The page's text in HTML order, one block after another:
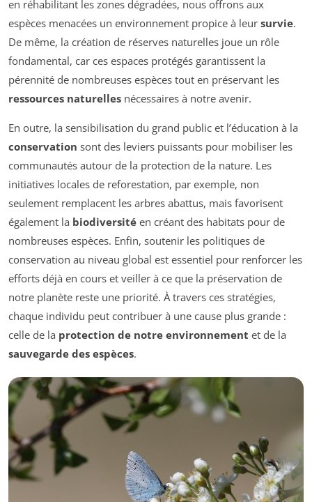
en réhabilitant les zones dégradées, nous offrons aux
espèces menacées un environnement propice à leur survie.
De même, la création de réserves naturelles joue un rôle
fondamental, car ces espaces protégés garantissent la
pérennité de nombreuses espèces tout en préservant les
ressources naturelles nécessaires à notre avenir.
En outre, la sensibilisation du grand public et l’éducation à la
conservation sont des leviers puissants pour mobiliser les
communautés autour de la protection de la nature. Les
initiatives locales de reforestation, par exemple, non
seulement remplacent les arbres abattus, mais favorisent
également la biodiversité en créant des habitats pour de
nombreuses espèces. Enfin, soutenir les politiques de
conservation au niveau global est essentiel pour renforcer les
efforts déjà en cours et veiller à ce que la préservation de
notre planète reste une priorité. À travers ces stratégies,
chaque individu peut contribuer à une cause plus grande :
celle de la protection de notre environnement et de la
sauvegarde des espèces.